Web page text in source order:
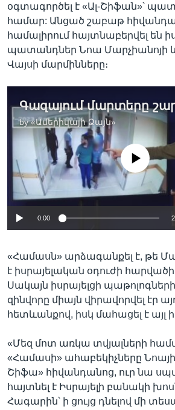
օգտագործել է «Ալ-Շիֆան»՝
համար: Անցած շաբաթ
համալիրում հայտնաբերվել են
պատանդներ Նոա Մարչիանոյի
Վայսի մարմինները։
by«Ամերիկայի Ձայն»
No media source currently
0:00
«Համասն» արձագանքել է, թե
է իսրայելական օդուժի
Սակայն իսրայելցի
զինվորը միայն վիրավորվել էր
հետևանքով, իսկ մահացել է այլ
«Մեզ մոտ առկա տվյալների
«Համասի» ահաբեկիչները
Շիֆա» հիվանդանոց, ուր նա
հայտնել է Իսրայելի բանակի
Հագարին՝ ի ցույց դնելով մի